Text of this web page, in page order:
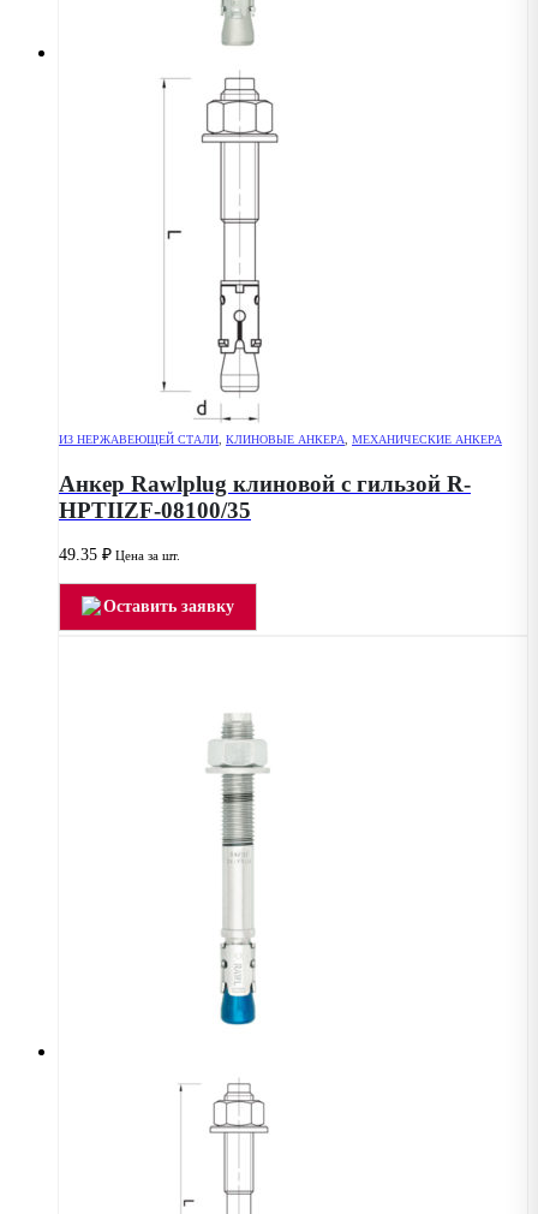
ИЗ НЕРЖАВЕЮЩЕЙ СТАЛИ КЛИНОВЫЕ АНКЕРА МЕХАНИЧЕСКИЕ АНКЕРА
Анкер Rawlplug клиновой с гильзой R-
HPTIIZF-08100/35
49.35 ₽ Цена за шт.
Оставить заявку